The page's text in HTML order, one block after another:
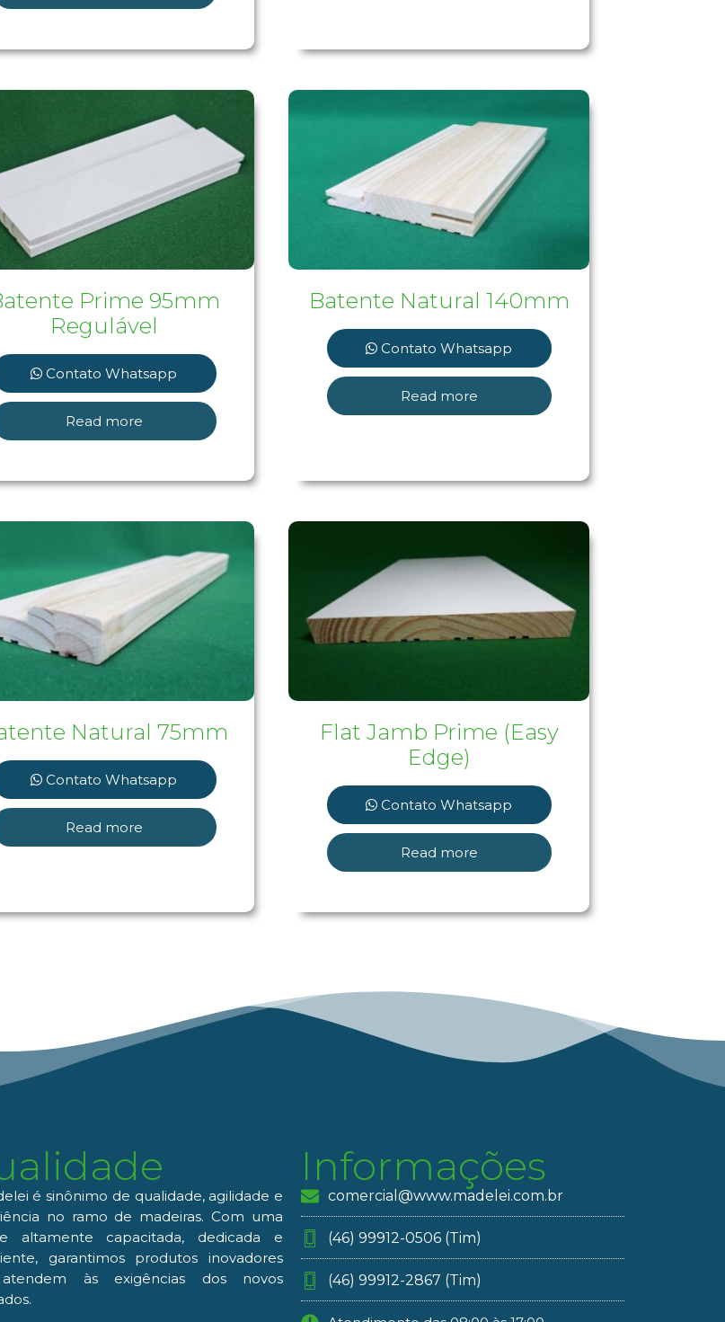
Prime 95mm
Regulável
Contato Whatsapp
Read more
Batente Natural 140mm
Contato Whatsapp
Read more
Natural 75mm
Contato Whatsapp
Read more
Flat Jamb Prime (Easy
Edge)
Contato Whatsapp
Read more
é sinônimo de qualidade, agilidade e
no ramo de madeiras. Com uma
altamente capacitada, dedicada e
garantimos produtos inovadores
às exigências dos novos
Informações
comercial@www.madelei.com.br
(46) 99912-0506 (Tim)
(46) 99912-2867 (Tim)